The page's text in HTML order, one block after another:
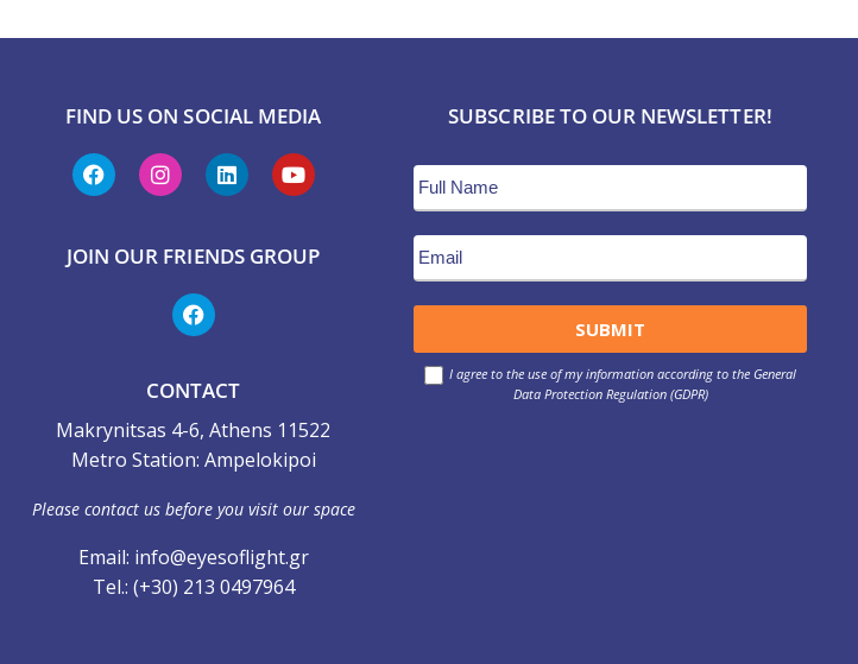
FIND US ON SOCIAL MEDIA
JOIN OUR FRIENDS GROUP
CONTACT
Makrynitsas 4-6, Athens 11522
Metro Station: Ampelokipoi
Please contact us before you visit our space
Email: info@eyesoflight.gr
Τel.: (+30) 213 0497964
SUBSCRIBE TO OUR NEWSLETTER!
I agree to the use of my information according to the General
Data Protection Regulation (GDPR)